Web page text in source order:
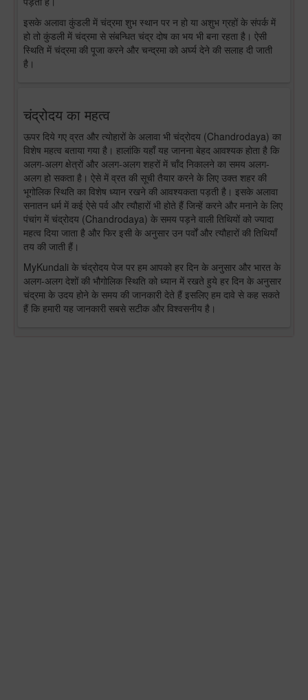
इसके अलावा कुंडली में चंद्रमा शुभ स्थान पर न हो या अशुभ ग्रहों के संपर्क में
हो तो कुंडली में चंद्रमा से संबन्धित चंद्र दोष का भय भी बना रहता है। ऐसी
स्थिति में चंद्रमा की पूजा करने और चन्द्रमा को अर्घ्य देने की सलाह दी जाती
है।
चंद्रोदय का महत्व
ऊपर दिये गए व्रत और त्योहारों के अलावा भी चंद्रोदय (Chandrodaya) का
विशेष महत्व बताया गया है। हालांकि यहाँ यह जानना बेहद आवश्यक होता है कि
अलग-अलग क्षेत्रों और अलग-अलग शहरों में चाँद निकालने का समय अलग-
अलग हो सकता है। ऐसे में व्रत की सूची तैयार करने के लिए उक्त शहर की
भूगोलिक स्थिति का विशेष ध्यान रखने की आवश्यकता पड़ती है। इसके अलावा
सनातन धर्म में कई ऐसे पर्व और त्यौहारों भी होते हैं जिन्हें करने और मनाने के लिए
पंचांग में चंद्रोदय (Chandrodaya) के समय पड़ने वाली तिथियों को ज्यादा
महत्व दिया जाता है और फिर इसी के अनुसार उन पर्वों और त्यौहारों की तिथियाँ
तय की जाती हैं।
MyKundali के चंद्रोदय पेज पर हम आपको हर दिन के अनुसार और भारत के
अलग-अलग देशों की भौगोलिक स्थिति को ध्यान में रखते हुये हर दिन के अनुसार
चंद्रमा के उदय होने के समय की जानकारी देते हैं इसलिए हम दावे से कह सकते
हैं कि हमारी यह जानकारी सबसे सटीक और विश्वसनीय है।